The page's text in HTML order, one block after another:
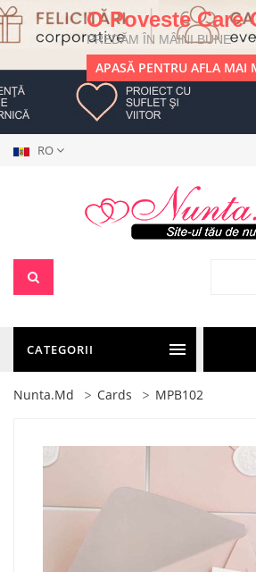
O Poveste Care
PREDĂM ÎN MÂINI BUNE
APASĂ PENTRU AFLA MAI
RO
CATEGORII
Nunta.md Cards MPB102